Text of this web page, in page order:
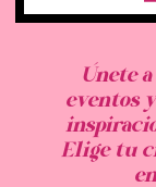
Únete
eventos
Elige tu